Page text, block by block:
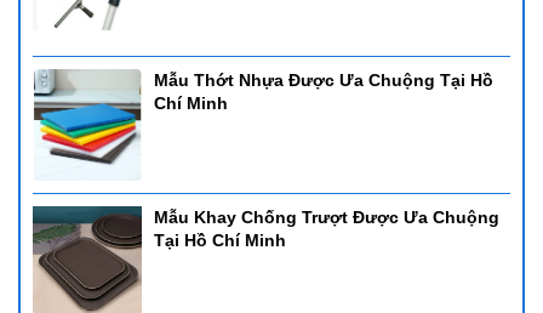
Mẫu Thớt Nhựa Được Ưa Chuộng Tại Hồ
Chí Minh
Mẫu Khay Chống Trượt Được Ưa Chuộng
Tại Hồ Chí Minh